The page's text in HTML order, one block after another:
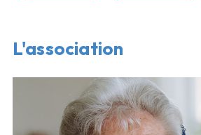
L'association